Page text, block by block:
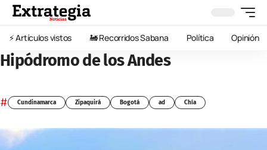
⚡️ Artículos vistos 🚂 Recorridos Sabana Política Opinión
Hipódromo de los Andes
# Cundinamarca Zipaquirá Bogotá ad Chía